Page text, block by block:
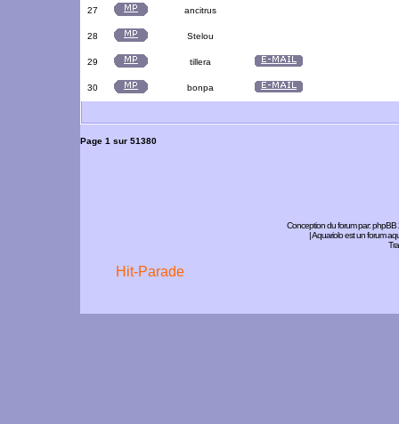
27 ancitrus
28 Stelou
29 tillera
30 bonpa
Page 1 sur 51380
Conception du forum par:phpBB
| Aquariolo est un forum